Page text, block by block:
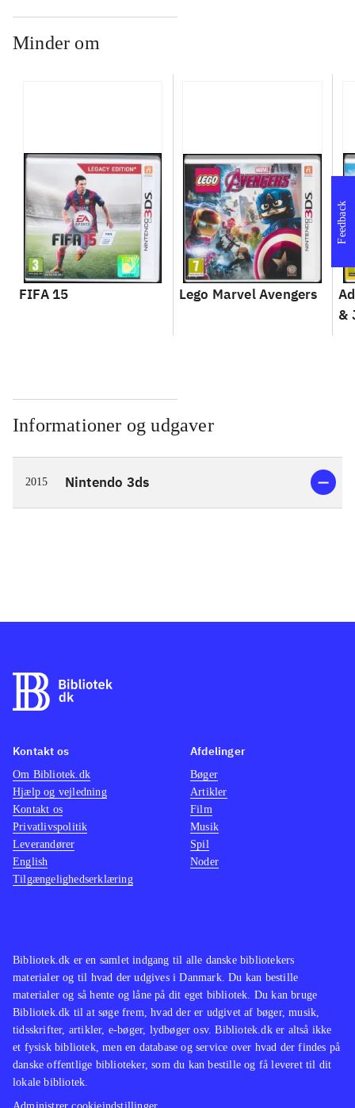
Minder om
FIFA 15 Lego Marvel Avengers
&
Informationer og udgaver
2015 Nintendo 3ds
Feedback
Bibliotek.dk er en samlet indgang til alle danske bibliotekers
materialer og til hvad der udgives i Danmark. Du kan bestille
materialer og så hente og låne på dit eget bibliotek. Du kan bruge
Bibliotek.dk til at søge frem, hvad der er udgivet af bøger, musik,
tidsskrifter, artikler, e-bøger, lydbøger osv. Bibliotek.dk er altså ikke
et fysisk bibliotek, men en database og service over hvad der findes på
danske offentlige biblioteker, som du kan bestille og få leveret til dit
lokale bibliotek.
Kontakt os
Om Bibliotek.dk
Hjælp og vejledning
Kontakt os
Privatlivspolitik
Leverandører
English
Tilgængelighedserklæring
Afdelinger
Bøger
Artikler
Film
Musik
Spil
Noder